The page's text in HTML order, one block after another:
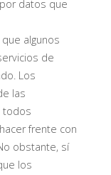
datos que
algunos
de
Los
las
todos
frente con
obstante, sí
los